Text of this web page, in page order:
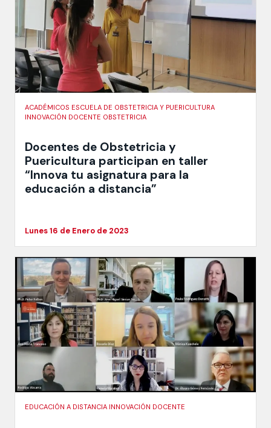
ACADÉMICOS ESCUELA DE OBSTETRICIA Y PUERICULTURA
INNOVACIÓN DOCENTE OBSTETRICIA
Docentes de Obstetricia y
Puericultura participan en taller
“Innova tu asignatura para la
educación a distancia”
Lunes 16 de Enero de 2023
EDUCACIÓN A DISTANCIA INNOVACIÓN DOCENTE